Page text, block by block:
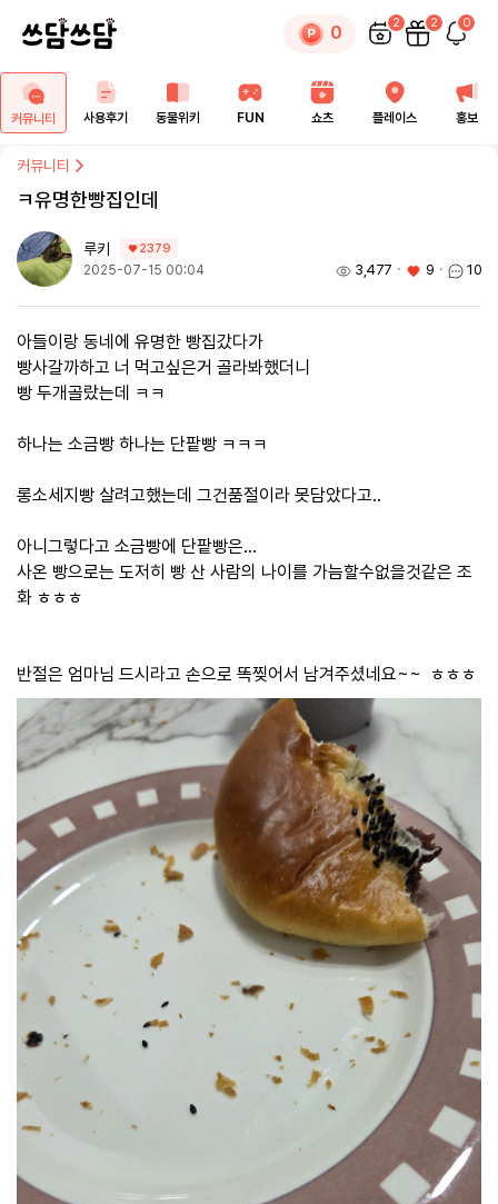
0 2 2 0
커뮤니티 사용후기 동물위키 FUN 쇼츠 플레이스 홍보
커뮤니티
ㅋ유명한빵집인데
루키 2379
2025-07-15 00:04 3,477 ㆍ 9 ㆍ 10
아들이랑 동네에 유명한 빵집갔다가
빵사갈까하고 너 먹고싶은거 골라봐했더니
빵 두개골랐는데 ㅋㅋ
하나는 소금빵 하나는 단팥빵 ㅋㅋㅋ
롱소세지빵 살려고했는데 그건품절이라 못담았다고..
아니그렇다고 소금빵에 단팥빵은...
사온 빵으로는 도저히 빵 산 사람의 나이를 가늠할수없을것같은 조
화 ㅎㅎㅎ
반절은 엄마님 드시라고 손으로 똑찢어서 남겨주셨네요~~ ㅎㅎㅎ